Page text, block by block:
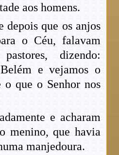
aos homens.
depois que os anjos
o Céu, falavam
dizendo:
e vejamos o
o que o Senhor nos
e acharam
menino, que havia
manjedoura.